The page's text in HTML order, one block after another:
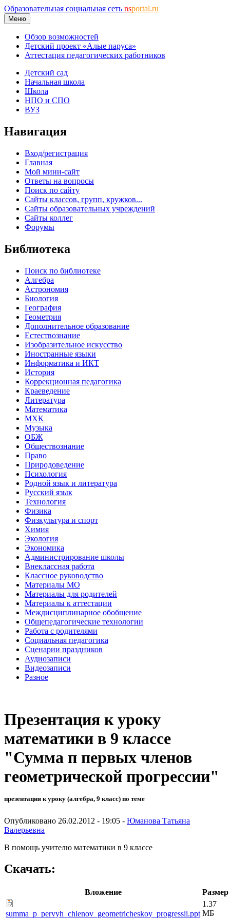
Образовательная социальная сеть nsportal.ru
Меню
Обзор возможностей
Детский проект «Алые паруса»
Аттестация педагогических работников
Детский сад
Начальная школа
Школа
НПО и СПО
ВУЗ
Навигация
Вход/регистрация
Главная
Мой мини-сайт
Ответы на вопросы
Поиск по сайту
Сайты классов, групп, кружков...
Сайты образовательных учреждений
Сайты коллег
Форумы
Библиотека
Поиск по библиотеке
Алгебра
Астрономия
Биология
География
Геометрия
Дополнительное образование
Естествознание
Изобразительное искусство
Иностранные языки
Информатика и ИКТ
История
Коррекционная педагогика
Краеведение
Литература
Математика
МХК
Музыка
ОБЖ
Обществознание
Право
Природоведение
Психология
Родной язык и литература
Русский язык
Технология
Физика
Физкультура и спорт
Химия
Экология
Экономика
Администрирование школы
Внеклассная работа
Классное руководство
Материалы МО
Материалы для родителей
Материалы к аттестации
Междисциплинарное обобщение
Общепедагогические технологии
Работа с родителями
Социальная педагогика
Сценарии праздников
Аудиозаписи
Видеозаписи
Разное
Презентация к уроку
математики в 9 классе
"Сумма п первых членов
геометрической прогрессии"
презентация к уроку (алгебра, 9 класс) по теме
Опубликовано 26.02.2012 - 19:05 - Юманова Татьяна
Валерьевна
В помощь учителю математики в 9 классе
Скачать:
Вложение Размер
summa_p_pervyh_chlenov_geometricheskoy_progressii.ppt
1.37
МБ